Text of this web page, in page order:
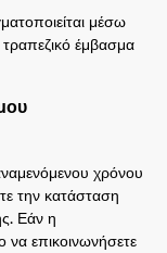
μέσω
έμβασμα
χρόνου
την κατάσταση
Εάν η
να επικοινωνήσετε